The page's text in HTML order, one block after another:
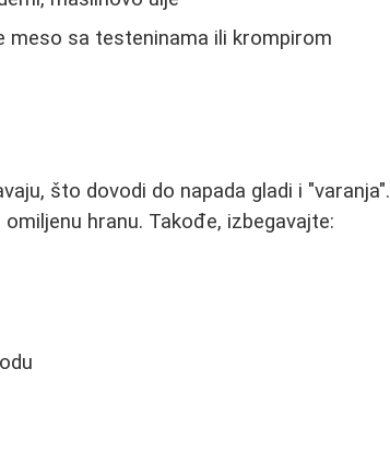
meso sa testeninama ili krompirom
što dovodi do napada gladi i "varanja".
hranu. Takođe, izbegavajte: